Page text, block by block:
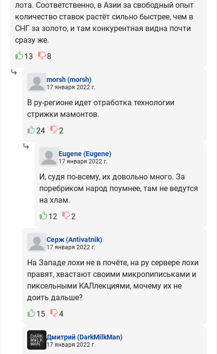
лота. Соответственно, в Азии за свободный опыт
количество ставок растёт сильно быстрее, чем в
СНГ за золото, и там конкурентная видна почти
сразу же.
13
8
morsh(morsh)
17 января 2022 г.
В ру-регионе идет отработка технологии
стрижки мамонтов.
24
2
Eugene(Eugene)
17 января 2022 г.
И, судя по-всему, их довольно много. За
поребриком народ поумнее, там не ведутся
на хлам.
12
2
Серж(Antivatnik)
17 января 2022 г.
На Западе лохи не в почёте, на ру сервере лохи
правят, хвастают своими микропиписьками и
пиксельными КАЛлекциями, мочему их не
доить дальше?
15
4
Дмитрий(DarkMilkMan)
17 января 2022 г.